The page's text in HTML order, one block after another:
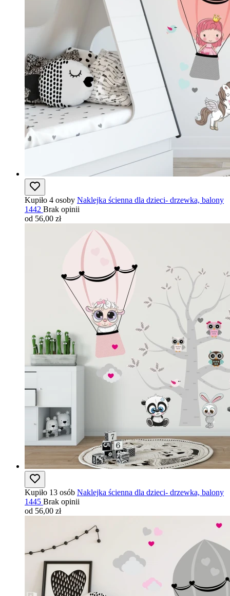
Kupiło 4 osoby Naklejka ścienna dla dzieci- drzewka, balony
1442 Brak opinii
od 56,00 zł
Kupiło 13 osób Naklejka ścienna dla dzieci- drzewka, balony
1445 Brak opinii
od 56,00 zł